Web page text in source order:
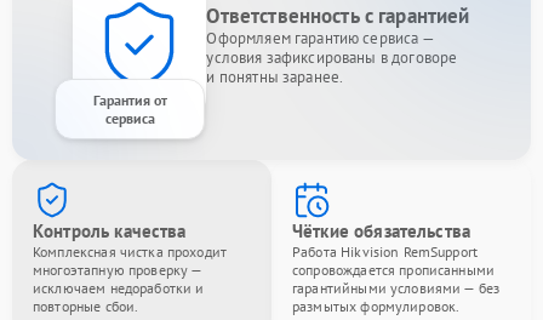
Гарантия от
сервиса
Ответственность с гарантией
Оформляем гарантию сервиса —
условия зафиксированы в договоре
и понятны заранее.
Контроль качества
Комплексная чистка проходит
многоэтапную проверку —
исключаем недоработки и
повторные сбои.
Чёткие обязательства
Работа Hikvision RemSupport
сопровождается прописанными
гарантийными условиями — без
размытых формулировок.